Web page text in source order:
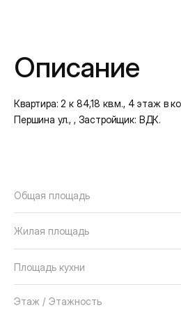
Описание
Квартира: 2 к 84,18 кв.м., 4 этаж в
Першина ул., , Застройщик: ВДК.
Общая площадь
Жилая площадь
Площадь кухни
Этаж / Этажность